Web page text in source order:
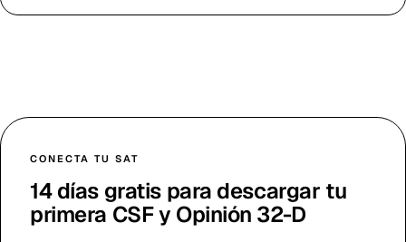
CONECTA TU SAT
14 días gratis para descargar tu
primera CSF y Opinión 32-D